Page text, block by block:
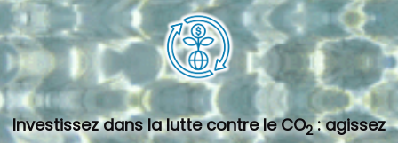
Investissez dans la lutte contre le CO2 : agissez